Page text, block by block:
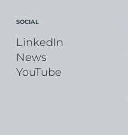
SOCIAL
News
LinkedIn
YouTube